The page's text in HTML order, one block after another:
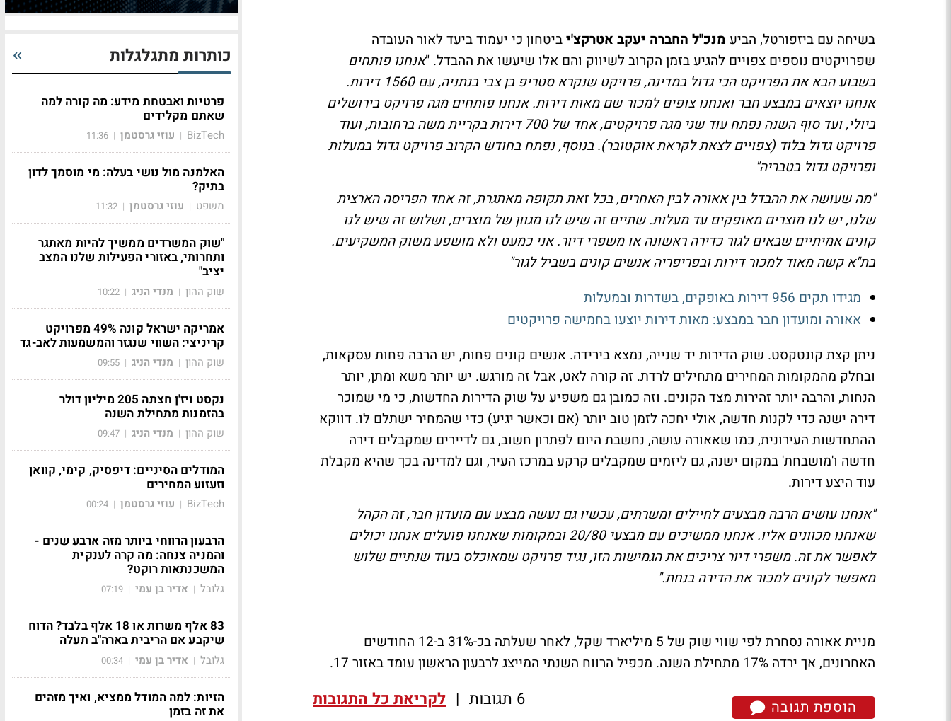
בשיחה עם ביזפורטל, הביע מנכ"ל החברה יעקב אטרקצ'יביטחון כי יעמוד ביעד לאור העובדה
שפרויקטים נוספים צפויים להגיע בזמן הקרוב לשיווק והם אלו שיעשו את ההבדל. "אנחנו פותחים
בשבוע הבא את הפרויקט הכי גדול במדינה, פרויקט שנקרא סטריפ בן צבי בנתניה, עם 1560 דירות.
אנחנו יוצאים במבצע חבר ואנחנו צופים למכור שם מאות דירות. אנחנו פותחים מגה פרויקט בירושלים
ביולי, ועד סוף השנה נפתח עוד שני מגה פרויקטים, אחד של 700 דירות בקריית משה ברחובות, ועוד
פרויקט גדול בלוד (צפויים לצאת לקראת אוקטובר). בנוסף, נפתח בחודש הקרוב פרויקט גדול במעלות
ופרויקט גדול בטבריה"
"מה שעושה את ההבדל בין אאורה לבין האחרים, בכל זאת תקופה מאתגרת, זה אחד הפריסה הארצית
שלנו, יש לנו מוצרים מאופקים עד מעלות. שתיים זה שיש לנו מגוון של מוצרים, ושלוש זה שיש לנו
קונים אמיתיים שבאים לגור כדירה ראשונה או משפרי דיור. אני כמעט ולא מושפע משוק המשקיעים.
בת"א קשה מאוד למכור דירות ובפריפריה אנשים קונים בשביל לגור"
מגידו תקים 956 דירות באופקים, בשדרות ובמעלות
אאורה ומועדון חבר במבצע: מאות דירות יוצעו בחמישה פרויקטים
ניתן קצת קונטקסט. שוק הדירות יד שנייה, נמצא בירידה. אנשים קונים פחות, יש הרבה פחות עסקאות,
ובחלק מהמקומות המחירים מתחילים לרדת. זה קורה לאט, אבל זה מורגש. יש יותר משא ומתן, יותר
הנחות, והרבה יותר זהירות מצד הקונים. וזה כמובן גם משפיע על שוק הדירות החדשות, כי מי שמוכר
דירה ישנה כדי לקנות חדשה, אולי יחכה לזמן טוב יותר (אם וכאשר יגיע) כדי שהמחיר ישתלם לו. דווקא
ההתחדשות העירונית, כמו שאאורה עושה, נחשבת היום לפתרון חשוב, גם לדיירים שמקבלים דירה
חדשה ו'מושבחת' במקום ישנה, גם ליזמים שמקבלים קרקע במרכז העיר, וגם למדינה בכך שהיא מקבלת
עוד היצע דירות.
"אנחנו עושים הרבה מבצעים לחיילים ומשרתים, עכשיו גם נעשה מבצע עם מועדון חבר, זה הקהל
שאנחנו מכוונים אליו. אנחנו ממשיכים עם מבצעי 20/80 ובמקומות שאנחנו פועלים אנחנו יכולים
לאפשר את זה. משפרי דיור צריכים את הגמישות הזו, נגיד פרויקט שמאוכלס בעוד שנתיים שלוש
מאפשר לקונים למכור את הדירה בנחת."
מניית אאורה נסחרת לפי שווי שוק של 5 מיליארד שקל, לאחר שעלתה בכ-31% ב-12 החודשים
האחרונים, אך ירדה 17% מתחילת השנה. מכפיל הרווח השנתי המייצג לרבעון הראשון עומד באזור 17.
הוספת תגובה 6 תגובות | לקריאת כל התגובות
כותרות מתגלגלות
פרטיות ואבטחת מידע: מה קורה למה
שאתם מקלידים
BizTech
| עוזי גרסטמן |
11:36
האלמנה מול נושי בעלה: מי מוסמך לדון
בתיק?
משפט | עוזי גרסטמן |
11:32
"שוק המשרדים ממשיך להיות מאתגר
ותחרותי, באזורי הפעילות שלנו המצב
יציב"
שוק ההון | מנדי הניג |
10:22
אמריקה ישראל קונה 49% מפרויקט
קריניצי: השווי שנגזר והמשמעות לאב-גד
שוק ההון | מנדי הניג |
09:55
נקסט ויז'ן חצתה 205 מיליון דולר
בהזמנות מתחילת השנה
שוק ההון | מנדי הניג |
09:47
המודלים הסיניים: דיפסיק, קימי, קוואן
וזעזוע המחירים
BizTech
| עוזי גרסטמן |
00:24
הרבעון הרווחי ביותר מזה ארבע שנים -
והמניה צנחה: מה קרה לענקית
המשכנתאות רוקט?
גלובל | אדיר בן עמי |
07:19
83 אלף משרות או 18 אלף בלבד? הדוח
שיקבע אם הריבית בארה"ב תעלה
גלובל | אדיר בן עמי |
00:34
הזיות: למה המודל ממציא, ואיך מזהים
את זה בזמן